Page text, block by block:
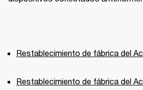
Restablecimiento de fábrica del
Restablecimiento de fábrica del